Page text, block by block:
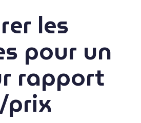
les
pour un
rapport
prix